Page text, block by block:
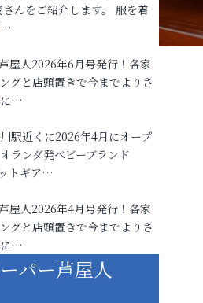
んをご紹介します。 服を着
…
屋人2026年6月号発行！各家
グと店頭置きで今までよりさ
に…
駅近くに2026年4月にオープ
ランダ発ベビーブランド
トギア…
屋人2026年4月号発行！各家
グと店頭置きで今までよりさ
に…
パー芦屋人